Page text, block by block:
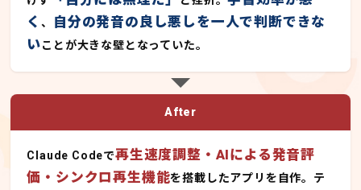
く、
自分の発音の良し悪しを一人で判断できな
いことが大きな壁となっていた。
After
Claude Codeで再生速度調整・AIによる発音評
価・シンクロ再生機能を搭載したアプリを自作。テ